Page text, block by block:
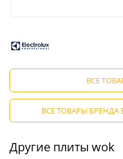
ВСЕ
ВСЕ ТОВАРЫ БРЕНДА
Другие плиты wok